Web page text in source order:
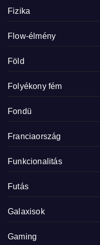
Fizika
Flow-élmény
Föld
Folyékony fém
Fondü
Franciaország
Funkcionalitás
Futás
Galaxisok
Gaming